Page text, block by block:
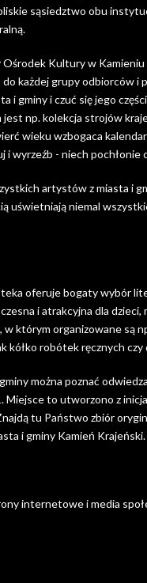
sąsiedztwo obu
Kultury w
każdej grupy odbiorców i
i gminy i czuć się jego
jest np. kolekcja strojów
wieku wzbogaca
i wyrzeźb - niech pochłonie
artystów z miasta i
uświetniają niemal
oferuje bogaty wybór
i atrakcyjna dla dzieci,
w którym organizowane są
kółko robótek ręcznych
można poznać
Miejsce to utworzono z
tu Państwo zbiór
i gminy Kamień Krajeński.
internetowe i media